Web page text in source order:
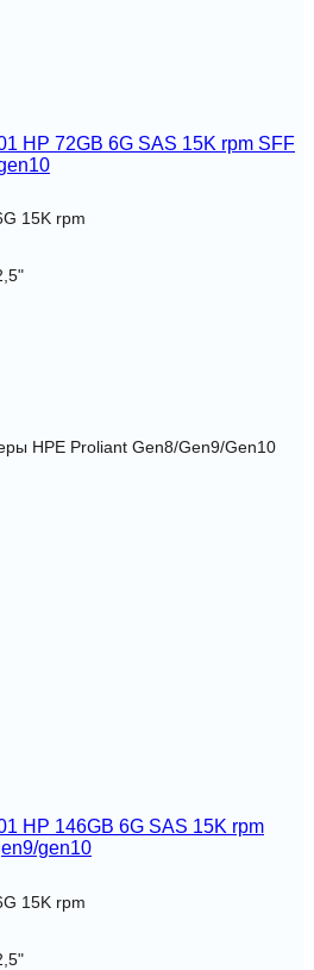
HP 72GB 6G SAS 15K rpm SFF
15K rpm
HPE Proliant Gen8/Gen9/Gen10
HP 146GB 6G SAS 15K rpm
gen10
15K rpm